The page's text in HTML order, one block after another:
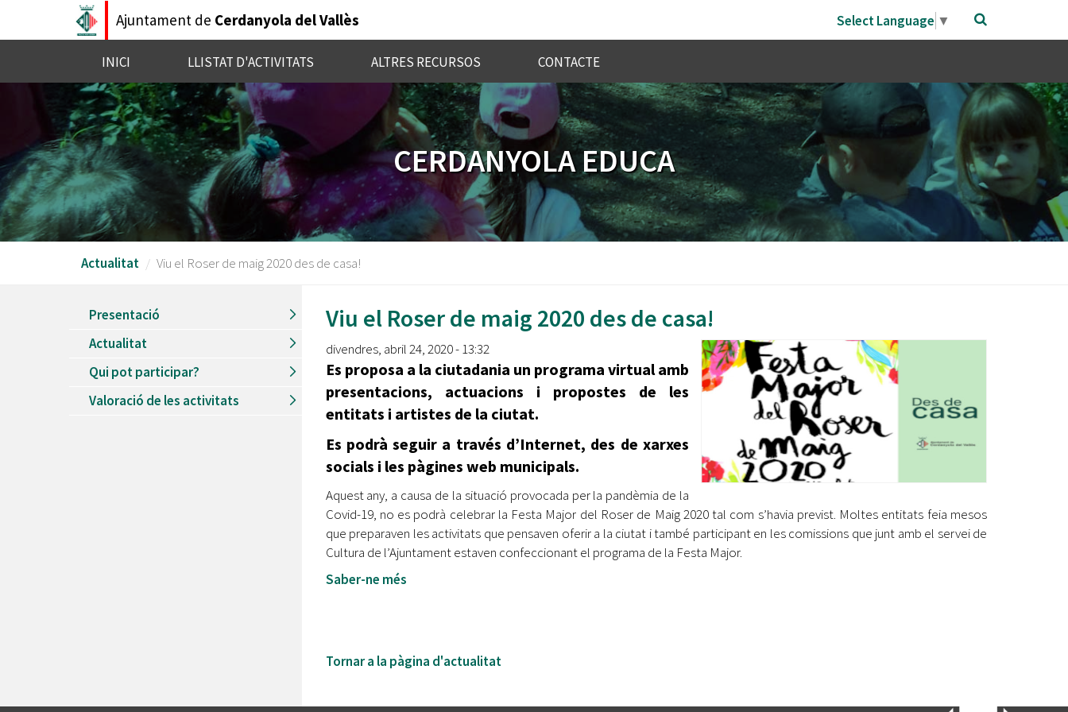
Ajuntament de Cerdanyola del Vallès Select Language ▼
INICI LLISTAT D'ACTIVITATS ALTRES RECURSOS CONTACTE
CERDANYOLA EDUCA
Actualitat Viu el Roser de maig 2020 des de casa!
Presentació
Actualitat
Qui pot participar?
Valoració de les activitats
Viu el Roser de maig 2020 des de casa!
divendres, abril 24, 2020 - 13:32
Es proposa a la ciutadania un programa virtual amb
presentacions, actuacions i propostes de les
entitats i artistes de la ciutat.
Es podrà seguir a través d’Internet, des de xarxes
socials i les pàgines web municipals.
Aquest any, a causa de la situació provocada per la pandèmia de la
Covid-19, no es podrà celebrar la Festa Major del Roser de Maig 2020 tal com s’havia previst. Moltes entitats feia mesos
que preparaven les activitats que pensaven oferir a la ciutat i també participant en les comissions que junt amb el servei de
Cultura de l’Ajuntament estaven confeccionant el programa de la Festa Major.
Saber-ne més
Tornar a la pàgina d'actualitat